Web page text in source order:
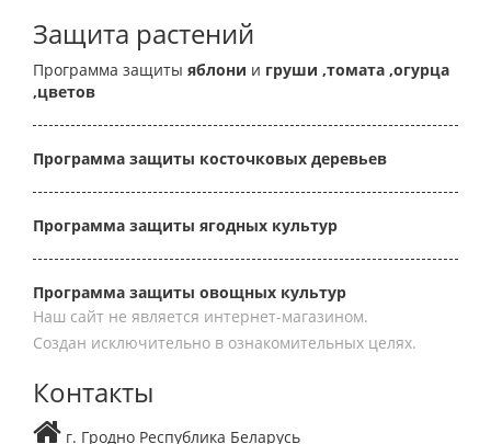
Защита растений
Программа защиты яблони и груши ,томата ,огурца
,цветов
Программа защиты косточковых деревьев
Программа защиты ягодных культур
Программа защиты овощных культур
Наш сайт не является интернет-магазином.
Создан исключительно в ознакомительных целях.
Контакты
г. Гродно Республика Беларусь